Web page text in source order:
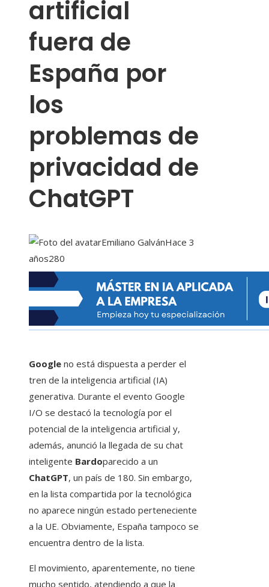
artificial
fuera de
España por
los
problemas de
privacidad de
ChatGPT
Emiliano GalvánHace 3
años280
Google no está dispuesta a perder el
tren de la inteligencia artificial (IA)
generativa. Durante el evento Google
I/O se destacó la tecnología por el
potencial de la inteligencia artificial y,
además, anunció la llegada de su chat
inteligente Bardoparecido a un
ChatGPT, un país de 180. Sin embargo,
en la lista compartida por la tecnológica
no aparece ningún estado perteneciente
a la UE. Obviamente, España tampoco se
encuentra dentro de la lista.
El movimiento, aparentemente, no tiene
mucho sentido, atendiendo a que la